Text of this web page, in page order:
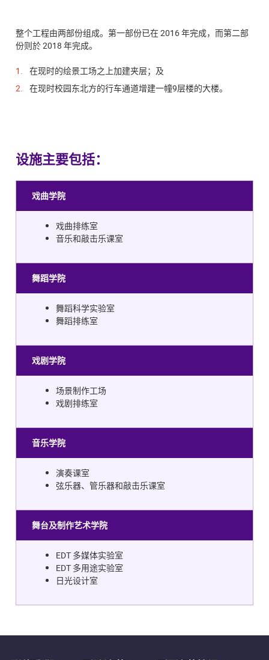
整个工程由两部份组成。第一部份已在 2016 年完成，而第二部
份则於 2018 年完成。
在现时的绘景工场之上加建夹层；及
在现时校园东北方的行车通道增建一幢9层楼的大楼。
设施主要包括：
戏曲学院
戏曲排练室
音乐和敲击乐课室
舞蹈学院
舞蹈科学实验室
舞蹈排练室
戏剧学院
场景制作工场
戏剧排练室
音乐学院
演奏课室
弦乐器、管乐器和敲击乐课室
舞台及制作艺术学院
EDT 多媒体实验室
EDT 多用途实验室
日光设计室